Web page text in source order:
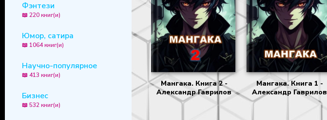
Фэнтези
📖 220 книг(и)
Юмор, сатира
📖 1064 книг(и)
Научно-популярное
📖 413 книг(и)
Бизнес
📖 532 книг(и)
Мангака. Книга 2 -
Александр Гаврилов
Мангака. Книга 1 -
Александр Гаврилов